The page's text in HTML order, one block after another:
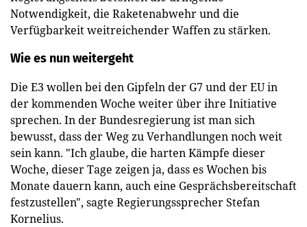
Notwendigkeit, die Raketenabwehr und die
Verfügbarkeit weitreichender Waffen zu stärken.
Wie es nun weitergeht
Die E3 wollen bei den Gipfeln der G7 und der EU in
der kommenden Woche weiter über ihre Initiative
sprechen. In der Bundesregierung ist man sich
bewusst, dass der Weg zu Verhandlungen noch weit
sein kann. "Ich glaube, die harten Kämpfe dieser
Woche, dieser Tage zeigen ja, dass es Wochen bis
Monate dauern kann, auch eine Gesprächsbereitschaft
festzustellen", sagte Regierungssprecher Stefan
Kornelius.